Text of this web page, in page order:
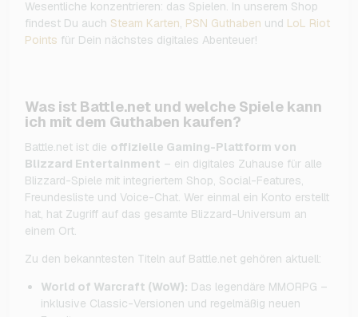
Wesentliche konzentrieren: das Spielen. In unserem Shop
findest Du auch Steam Karten, PSN Guthaben und LoL Riot
Points für Dein nächstes digitales Abenteuer!
Was ist Battle.net und welche Spiele kann
ich mit dem Guthaben kaufen?
Battle.net ist die offizielle Gaming-Plattform von
Blizzard Entertainment – ein digitales Zuhause für alle
Blizzard-Spiele mit integriertem Shop, Social-Features,
Freundesliste und Voice-Chat. Wer einmal ein Konto erstellt
hat, hat Zugriff auf das gesamte Blizzard-Universum an
einem Ort.
Zu den bekanntesten Titeln auf Battle.net gehören aktuell:
World of Warcraft (WoW): Das legendäre MMORPG –
inklusive Classic-Versionen und regelmäßig neuen